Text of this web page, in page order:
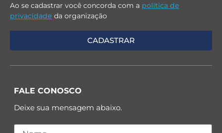
Ao se cadastrar você concorda com a política de
privacidade da organização
FALE CONOSCO
Deixe sua mensagem abaixo.